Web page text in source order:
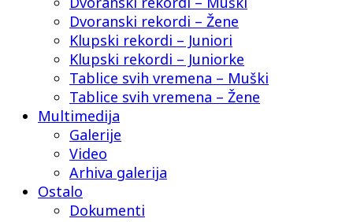
Dvoranski rekordi – Žene
Klupski rekordi – Juniori
Klupski rekordi – Juniorke
Tablice svih vremena – Muški
Tablice svih vremena – Žene
Multimedija
Galerije
Video
Arhiva galerija
Ostalo
Dokumenti